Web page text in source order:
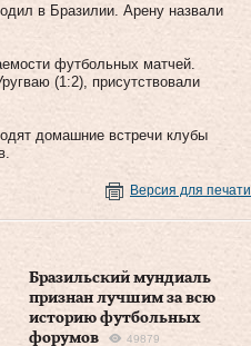
в Бразилии. Арену назвали
футбольных матчей.
(1:2), присутствовали
домашние встречи клубы
Версия для печати
Бразильский мундиаль
признан лучшим за всю
историю футбольных
форумов
49879